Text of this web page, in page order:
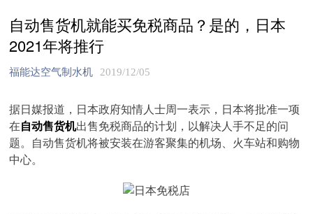
自动售货机就能买免税商品？是的，日本
2021年将推行
福能达空气制水机 2019/12/05
据日媒报道，日本政府知情人士周一表示，日本将批准一项
在自动售货机出售免税商品的计划，以解决人手不足的问
题。自动售货机将被安装在游客聚集的机场、火车站和购物
中心。